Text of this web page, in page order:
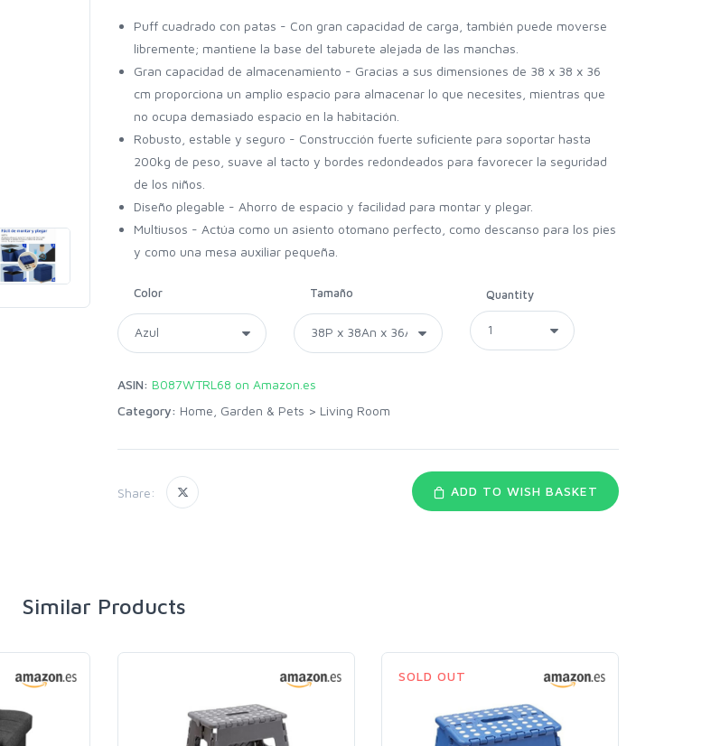
Puff cuadrado con patas - Con gran capacidad de carga, también puede moverse
libremente; mantiene la base del taburete alejada de las manchas.
Gran capacidad de almacenamiento - Gracias a sus dimensiones de 38 x 38 x 36
cm proporciona un amplio espacio para almacenar lo que necesites, mientras que
no ocupa demasiado espacio en la habitación.
Robusto, estable y seguro - Construcción fuerte suficiente para soportar hasta
200kg de peso, suave al tacto y bordes redondeados para favorecer la seguridad
de los niños.
Diseño plegable - Ahorro de espacio y facilidad para montar y plegar.
Multiusos - Actúa como un asiento otomano perfecto, como descanso para los pies
y como una mesa auxiliar pequeña.
Color Tamaño Quantity
ASIN: B087WTRL68 on Amazon.es
Category: Home, Garden & Pets > Living Room
Share: ADD TO WISH BASKET
Similar Products
SOLD OUT